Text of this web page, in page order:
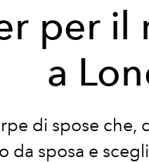
per il
a
di spose che,
da sposa e